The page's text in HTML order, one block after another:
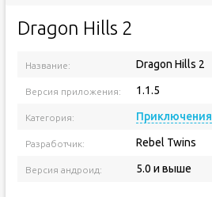
Dragon Hills 2
Название: Dragon Hills 2
Версия приложения: 1.1.5
Категория: Приключения
Разработчик: Rebel Twins
Версия андроид: 5.0 и выше